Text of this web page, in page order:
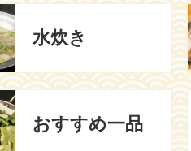
水炊き
おすすめ一品